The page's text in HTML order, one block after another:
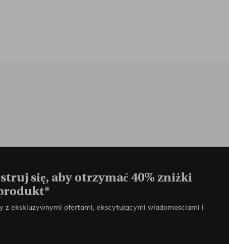
się, aby otrzymać 40% zniżki
z ekskluzywnymi ofertami, ekscytującymi wiadomościami i